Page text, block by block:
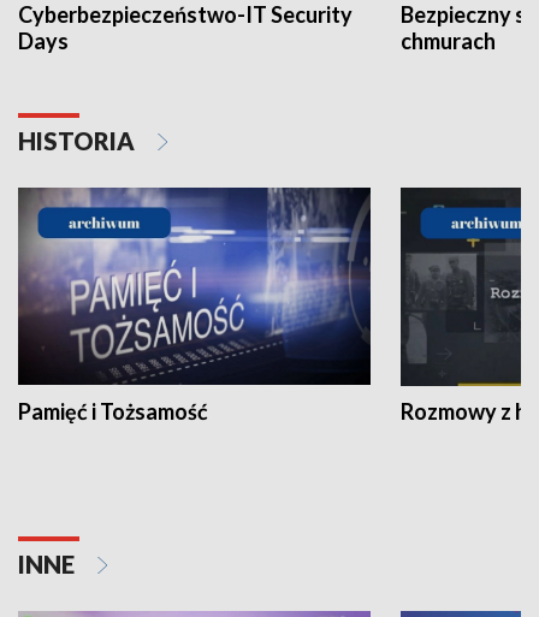
Cyberbezpieczeństwo-IT Security
Days
Bezpieczny
chmurach
HISTORIA
Pamięć i Tożsamość Rozmowy z
INNE